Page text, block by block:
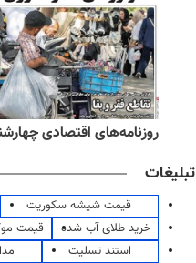
روزنامه‌های اقتصادی چهارشنبه ۱۴ مرداد
تبلیغات
قیمت شیشه سکوریت
خرید طلای آب شده
قیمت
استند تسلیت